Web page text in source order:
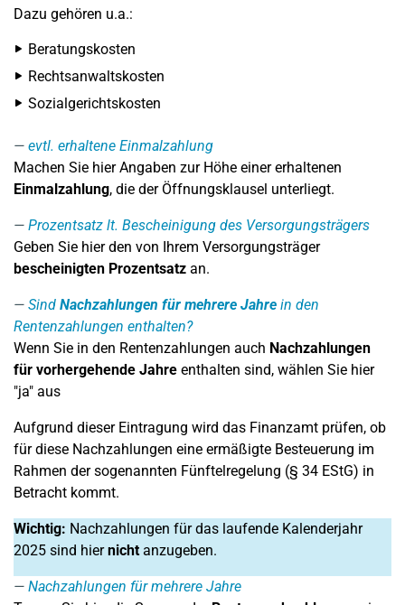
Dazu gehören u.a.:
Beratungskosten
Rechtsanwaltskosten
Sozialgerichtskosten
evtl. erhaltene Einmalzahlung
Machen Sie hier Angaben zur Höhe einer erhaltenen
Einmalzahlung, die der Öffnungsklausel unterliegt.
Prozentsatz lt. Bescheinigung des Versorgungsträgers
Geben Sie hier den von Ihrem Versorgungsträger
bescheinigten Prozentsatz an.
Sind Nachzahlungen für mehrere Jahre in den
Rentenzahlungen enthalten?
Wenn Sie in den Rentenzahlungen auch Nachzahlungen
für vorhergehende Jahre enthalten sind, wählen Sie hier
"ja" aus
Aufgrund dieser Eintragung wird das Finanzamt prüfen, ob
für diese Nachzahlungen eine ermäßigte Besteuerung im
Rahmen der sogenannten Fünftelregelung (§ 34 EStG) in
Betracht kommt.
Wichtig: Nachzahlungen für das laufende Kalenderjahr
2025 sind hiernichtanzugeben.
Nachzahlungen für mehrere Jahre